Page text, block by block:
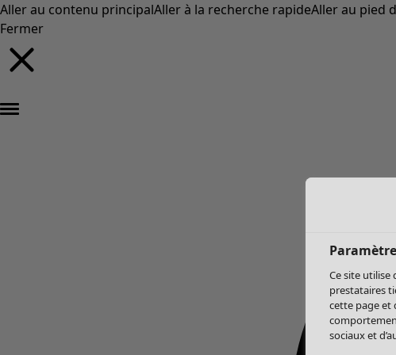
Aller au contenu principalAller à la recherche rapideAller au pied
Fermer
Ce site utilise
prestataires
cette page et
sociaux et